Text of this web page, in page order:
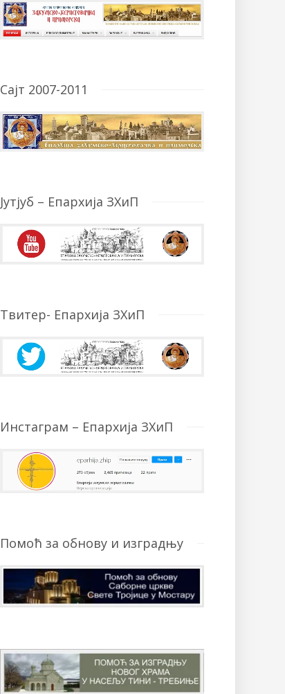
Сајт 2007-2011
Јутјуб – Епархија ЗХиП
Твитер- Епархија ЗХиП
Инстаграм – Епархија ЗХиП
Помоћ за обнову и изградњу